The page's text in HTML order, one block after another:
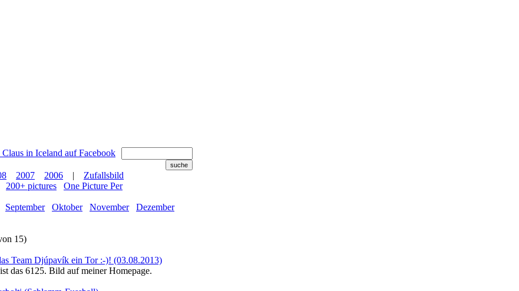
2007 2006 |
Zufallsbild
200+ pictures
One Picture Per
September Oktober November
Dezember
15)
das 6125. Bild auf meiner Homepage.